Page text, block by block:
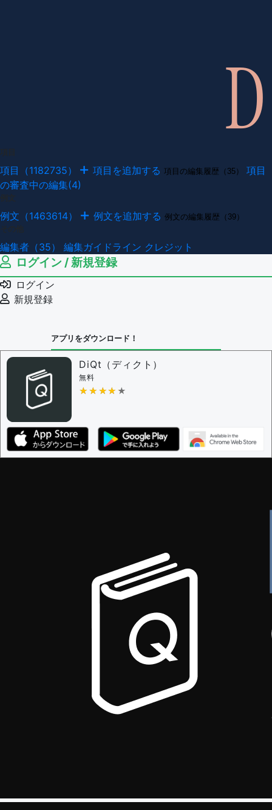
項目（1182735） 項目を追加する 項目の編集履歴（35）
項目
の審査中の編集(4)
例文（1463614） 例文を追加する 例文の編集履歴（39）
編集者（35） 編集ガイドライン クレジット
ログイン / 新規登録
ログイン
新規登録
アプリをダウンロード！
DiQt（ディクト）
無料
★★★★★
★★★★★